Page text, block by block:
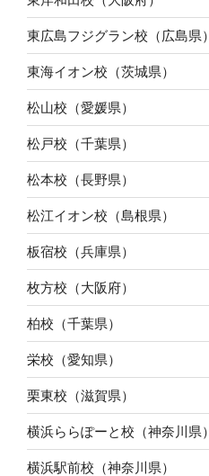
東広島フジグラン校（広島県）
東海イオン校（茨城県）
松山校（愛媛県）
松戸校（千葉県）
松本校（長野県）
松江イオン校（島根県）
板宿校（兵庫県）
枚方校（大阪府）
柏校（千葉県）
栄校（愛知県）
栗東校（滋賀県）
横浜ららぽーと校（神奈川県）
横浜駅前校（神奈川県）